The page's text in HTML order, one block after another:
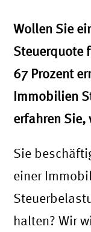
Wollen Sie
Steuerquote
67 Prozent
Immobilien
erfahren
Sie
einer
halten? Wir